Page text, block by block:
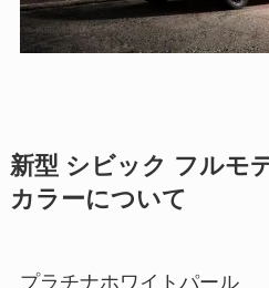
新型 シビック フルモ
カラーについて
プラチナホワイトパール